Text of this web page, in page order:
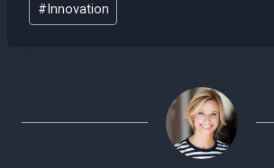
de
# Innovation